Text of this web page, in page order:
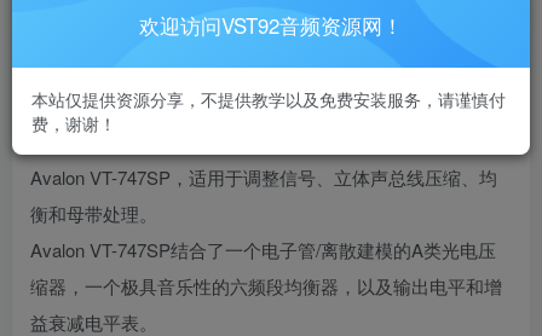
VST插件格式：
Kazrog与Avalon Design合作开发推出了一款母带处理器：
Avalon VT-747SP，适用于调整信号、立体声总线压缩、均
衡和母带处理。
Avalon VT-747SP结合了一个电子管/离散建模的A类光电压
缩器，一个极具音乐性的六频段均衡器，以及输出电平和增
益衰减电平表。
欢迎访问VST92音频资源网！
本站仅提供资源分享，不提供教学以及免费安装服务，请谨慎付
费，谢谢！